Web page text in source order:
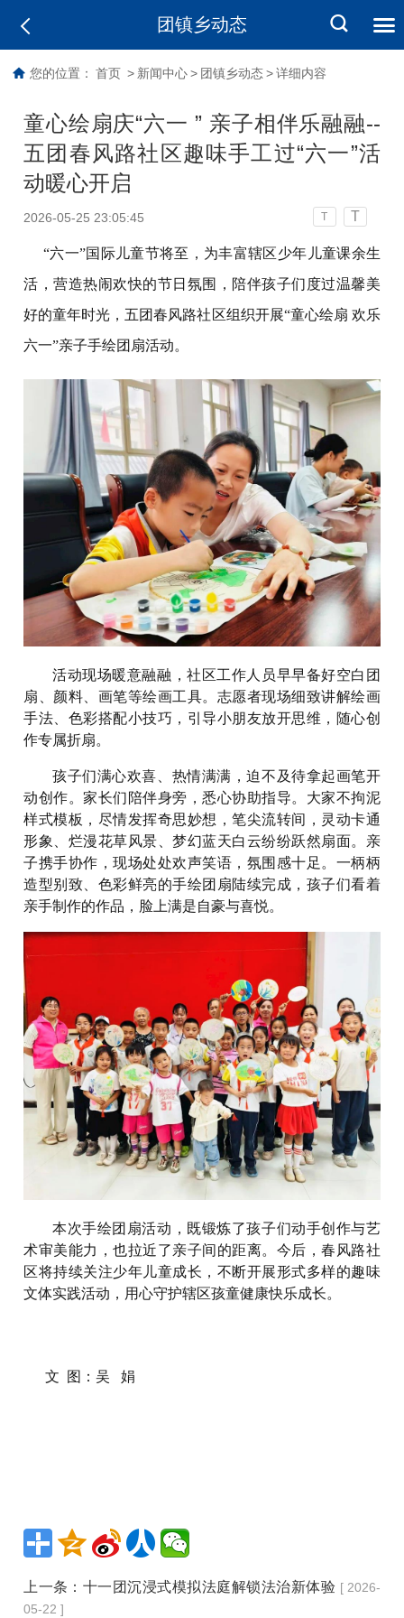
团镇乡动态
您的位置： 首页 > 新闻中心 > 团镇乡动态 > 详细内容
童心绘扇庆“六一 ” 亲子相伴乐融融--
五团春风路社区趣味手工过“六一”活
动暖心开启
2026-05-25 23:05:45 T T
“六一”国际儿童节将至，为丰富辖区少年儿童课余生
活，营造热闹欢快的节日氛围，陪伴孩子们度过温馨美
好的童年时光，五团春风路社区组织开展“童心绘扇 欢乐
六一”亲子手绘团扇活动。
活动现场暖意融融，社区工作人员早早备好空白团
扇、颜料、画笔等绘画工具。志愿者现场细致讲解绘画
手法、色彩搭配小技巧，引导小朋友放开思维，随心创
作专属折扇。
孩子们满心欢喜、热情满满，迫不及待拿起画笔开
动创作。家长们陪伴身旁，悉心协助指导。大家不拘泥
样式模板，尽情发挥奇思妙想，笔尖流转间，灵动卡通
形象、烂漫花草风景、梦幻蓝天白云纷纷跃然扇面。亲
子携手协作，现场处处欢声笑语，氛围感十足。一柄柄
造型别致、色彩鲜亮的手绘团扇陆续完成，孩子们看着
亲手制作的作品，脸上满是自豪与喜悦。
本次手绘团扇活动，既锻炼了孩子们动手创作与艺
术审美能力，也拉近了亲子间的距离。今后，春风路社
区将持续关注少年儿童成长，不断开展形式多样的趣味
文体实践活动，用心守护辖区孩童健康快乐成长。
文 图：吴 娟
上一条： 十一团沉浸式模拟法庭解锁法治新体验 [ 2026-
05-22 ]